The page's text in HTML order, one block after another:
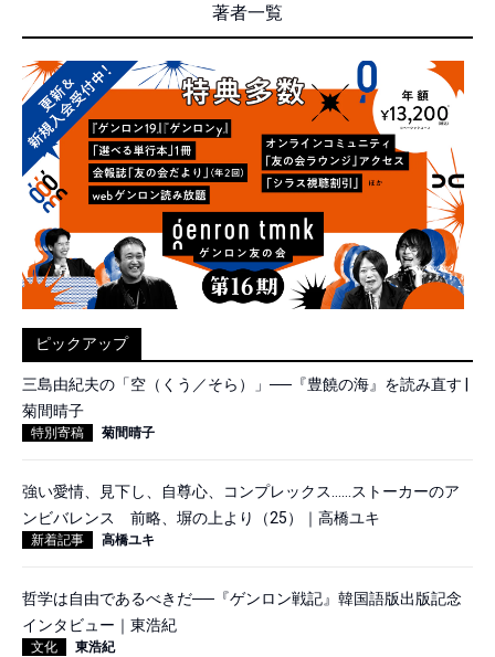
著者一覧
ピックアップ
三島由紀夫の「空（くう／そら）」──『豊饒の海』を読み直す |
菊間晴子
特別寄稿 菊間晴子
強い愛情、見下し、自尊心、コンプレックス……ストーカーのア
ンビバレンス 前略、塀の上より（25）｜高橋ユキ
新着記事 高橋ユキ
哲学は自由であるべきだ──『ゲンロン戦記』韓国語版出版記念
インタビュー｜東浩紀
文化 東浩紀